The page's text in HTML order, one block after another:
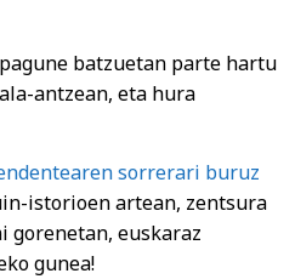
batzuetan parte hartu
antzean, eta hura
sorrerari buruz
istorioen artean, zentsura
gorenetan, euskaraz
gunea!